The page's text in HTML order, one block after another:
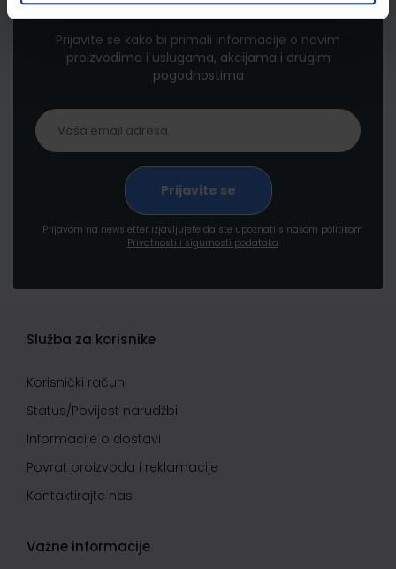
Prijavite se kako bi primali informacije o novim
proizvodima i uslugama, akcijama i drugim
pogodnostima
Prijavom na newsletter izjavljujete da ste upoznati s našom politikom
Privatnosti i sigurnosti podataka
Služba za korisnike
Korisnički račun
Status/Povijest narudžbi
Informacije o dostavi
Povrat proizvoda i reklamacije
Kontaktirajte nas
Važne informacije